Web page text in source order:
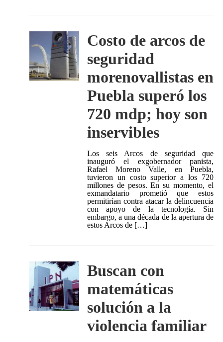
Costo de arcos de
seguridad
morenovallistas en
Puebla superó los
720 mdp; hoy son
inservibles
Los seis Arcos de seguridad que
inauguró el exgobernador panista,
Rafael Moreno Valle, en Puebla,
tuvieron un costo superior a los 720
millones de pesos. En su momento, el
exmandatario prometió que estos
permitirían contra atacar la delincuencia
con apoyo de la tecnología. Sin
embargo, a una década de la apertura de
estos Arcos de […]
Buscan con
matemáticas
solución a la
violencia familiar